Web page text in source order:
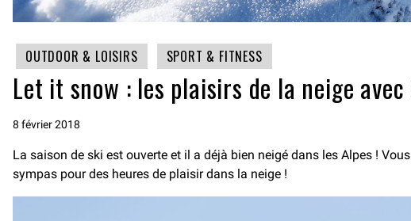
OUTDOOR & LOISIRS SPORT & FITNESS
Let it snow : les plaisirs de la neige
8 février 2018
La saison de ski est ouverte et il a déjà bien neigé dans les Alpes !
sympas pour des heures de plaisir dans la neige !